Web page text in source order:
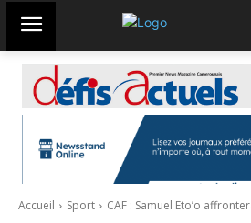
Accueil Sport CAF : Samuel Eto’o